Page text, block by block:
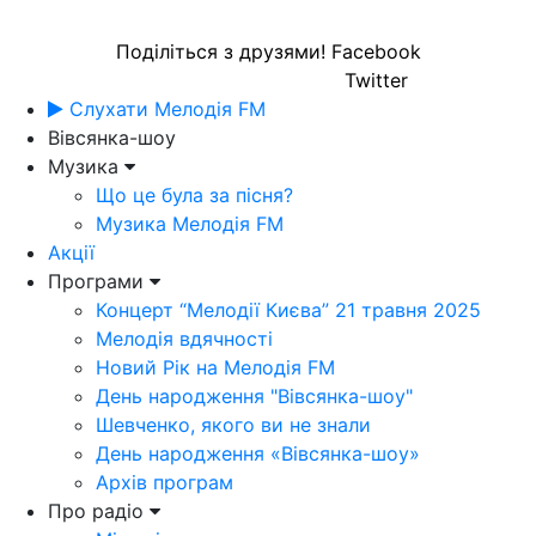
Поділіться з друзями! Facebook
Twitter
Слухати Мелодія FM
Вівсянка-шоу
Музика
Що це була за пісня?
Музика Мелодія FM
Акції
Програми
Концерт “Мелодії Києва” 21 травня 2025
Мелодія вдячності
Новий Рік на Мелодія FM
День народження "Вівсянка-шоу"
Шевченко, якого ви не знали
День народження «Вівсянка-шоу»
Архів програм
Про радіо